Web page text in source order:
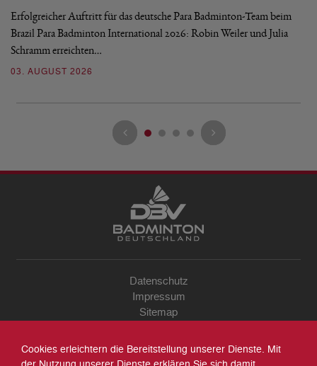
Erfolgreicher Auftritt für das deutsche Para Badminton-Team beim
Brazil Para Badminton International 2026: Robin Weiler und Julia
Schramm erreichten…
03. AUGUST 2026
Datenschutz
Impressum
Sitemap
Archiv
Suche
Cookies erleichtern die Bereitstellung unserer Dienste. Mit